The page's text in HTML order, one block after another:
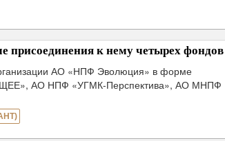
к нему четырех фондов
АО «НПФ Эволюция» в форме
АО НПФ «УГМК-Перспектива», АО МНПФ